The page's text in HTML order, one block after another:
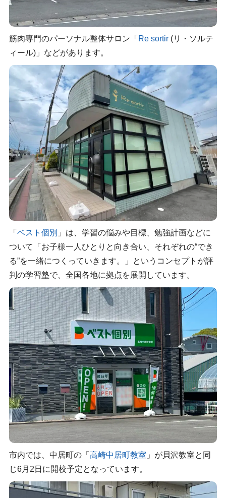
筋肉専門のパーソナル整体サロン「 Re sortir(リ・ソルテ
ィール)」などがあります。
「 ベスト個別 」は、学習の悩みや目標、勉強計画などに
ついて「お子様一人ひとりと向き合い、それぞれの“でき
る”を一緒につくっていきます。」というコンセプトが評
判の学習塾で、全国各地に拠点を展開しています。
市内では、中居町の「 高崎中居町教室 」が貝沢教室と同
じ6月2日に開校予定となっています。